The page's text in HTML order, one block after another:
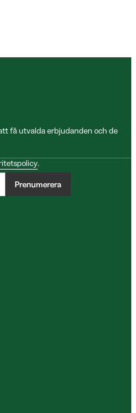
få utvalda erbjudanden och de
.
Prenumerera